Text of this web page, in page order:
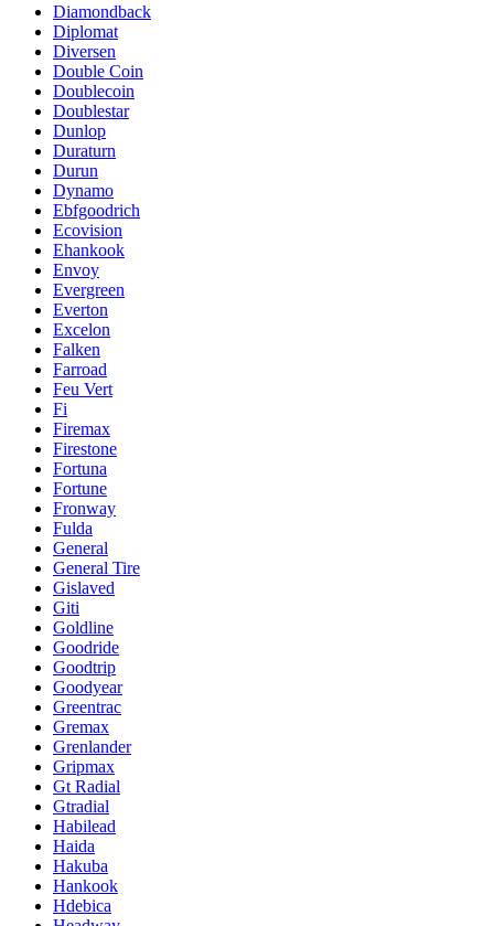
Diamondback
Diplomat
Diversen
Double Coin
Doublecoin
Doublestar
Dunlop
Duraturn
Durun
Dynamo
Ebfgoodrich
Ecovision
Ehankook
Envoy
Evergreen
Everton
Excelon
Falken
Farroad
Feu Vert
Fi
Firemax
Firestone
Fortuna
Fortune
Fronway
Fulda
General
General Tire
Gislaved
Giti
Goldline
Goodride
Goodtrip
Goodyear
Greentrac
Gremax
Grenlander
Gripmax
Gt Radial
Gtradial
Habilead
Haida
Hakuba
Hankook
Hdebica